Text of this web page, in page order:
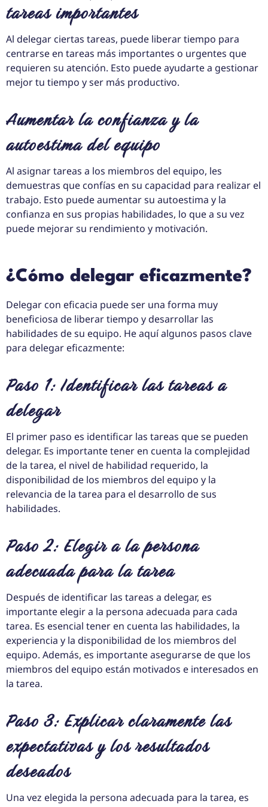
tareas importantes
Al delegar ciertas tareas, puede liberar tiempo para
centrarse en tareas más importantes o urgentes que
requieren su atención. Esto puede ayudarte a gestionar
mejor tu tiempo y ser más productivo.
Aumentar la confianza y la
autoestima del equipo
Al asignar tareas a los miembros del equipo, les
demuestras que confías en su capacidad para realizar el
trabajo. Esto puede aumentar su autoestima y la
confianza en sus propias habilidades, lo que a su vez
puede mejorar su rendimiento y motivación.
¿Cómo delegar eficazmente?
Delegar con eficacia puede ser una forma muy
beneficiosa de liberar tiempo y desarrollar las
habilidades de su equipo. He aquí algunos pasos clave
para delegar eficazmente:
Paso 1: Identificar las tareas a
delegar
El primer paso es identificar las tareas que se pueden
delegar. Es importante tener en cuenta la complejidad
de la tarea, el nivel de habilidad requerido, la
disponibilidad de los miembros del equipo y la
relevancia de la tarea para el desarrollo de sus
habilidades.
Paso 2: Elegir a la persona
adecuada para la tarea
Después de identificar las tareas a delegar, es
importante elegir a la persona adecuada para cada
tarea. Es esencial tener en cuenta las habilidades, la
experiencia y la disponibilidad de los miembros del
equipo. Además, es importante asegurarse de que los
miembros del equipo están motivados e interesados en
la tarea.
Paso 3: Explicar claramente las
expectativas y los resultados
deseados
Una vez elegida la persona adecuada para la tarea, es